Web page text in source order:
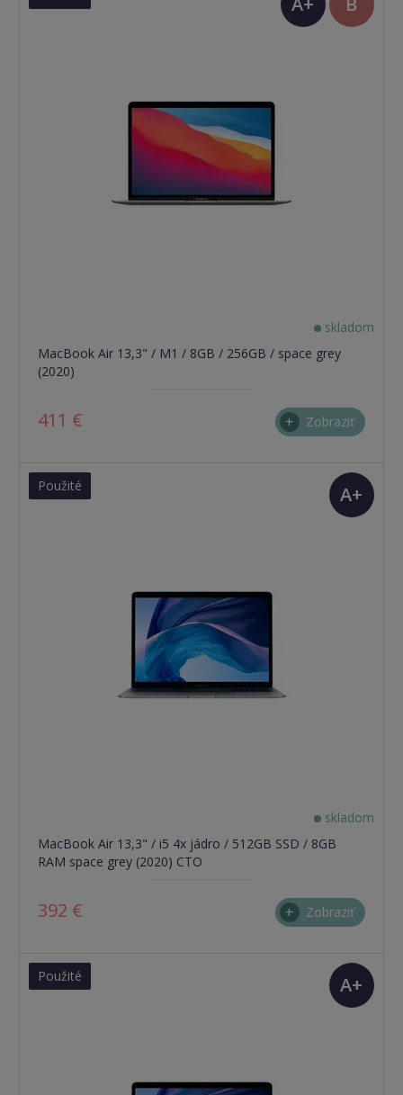
skladom
MacBook Air 13,3" / M1 / 8GB / 256GB / space grey
(2020)
411 € Zobraziť
Použité
A+
skladom
MacBook Air 13,3" / i5 4x jádro / 512GB SSD / 8GB
RAM space grey (2020) CTO
392 € Zobraziť
Použité
A+